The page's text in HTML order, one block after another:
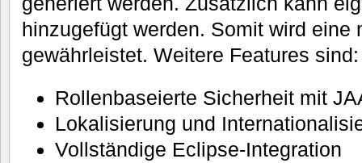
hinzugefügt werden. Somit wird eine
gewährleistet. Weitere Features sind:
Rollenbaseierte Sicherheit mit
Lokalisierung und
Vollständige Eclipse-Integration